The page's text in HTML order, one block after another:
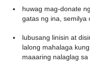
huwag mag-donate
gatas ng ina, semilya
lubusang linisin at
lalong mahalaga
maaaring nalaglag sa